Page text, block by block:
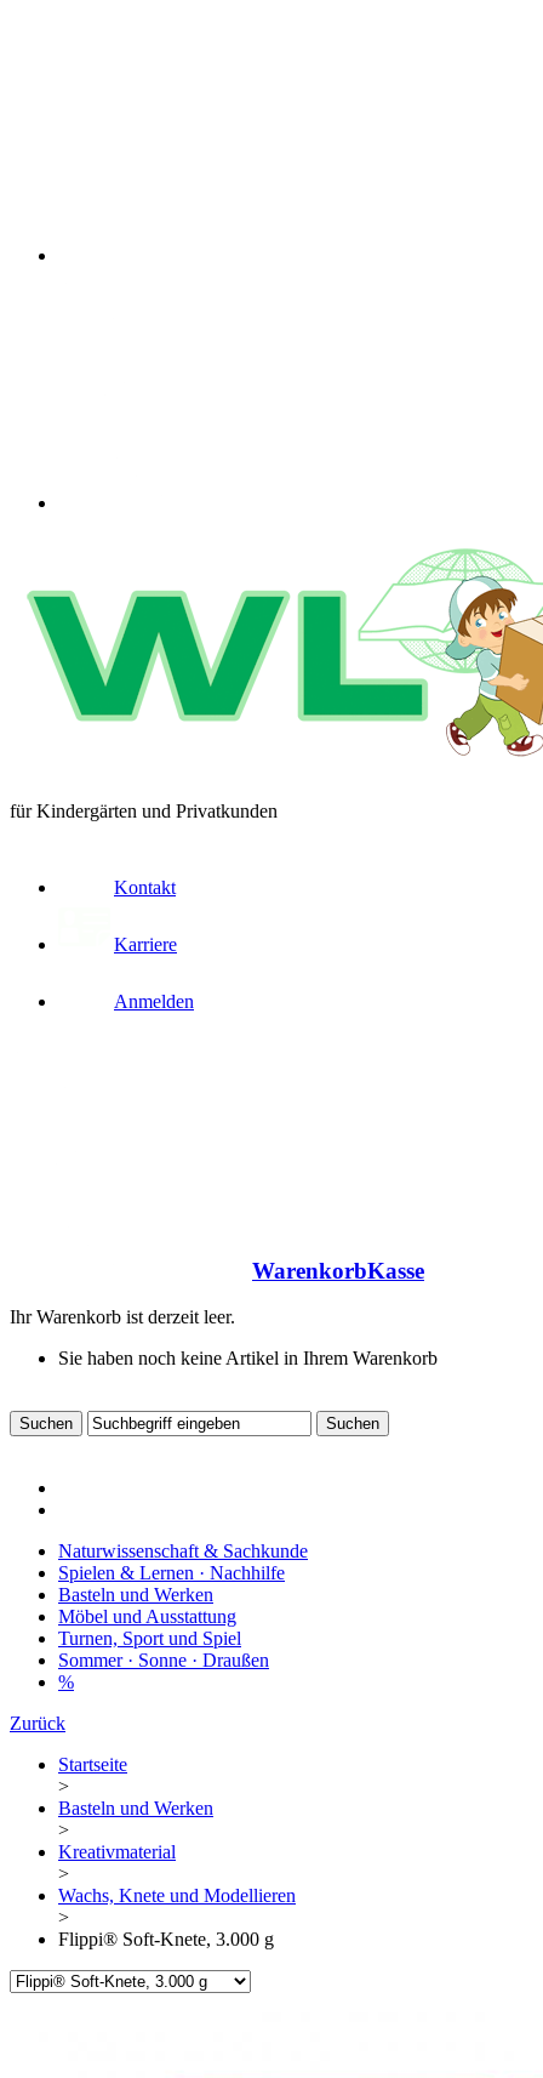
für Kindergärten und Privatkunden
Kontakt
Karriere
Anmelden
WarenkorbKasse
Ihr Warenkorb ist derzeit leer.
Sie haben noch keine Artikel in Ihrem Warenkorb
Naturwissenschaft & Sachkunde
Spielen & Lernen · Nachhilfe
Basteln und Werken
Möbel und Ausstattung
Turnen, Sport und Spiel
Sommer · Sonne · Draußen
%
Zurück
Startseite
>
Basteln und Werken
>
Kreativmaterial
>
Wachs, Knete und Modellieren
>
Flippi® Soft-Knete, 3.000 g